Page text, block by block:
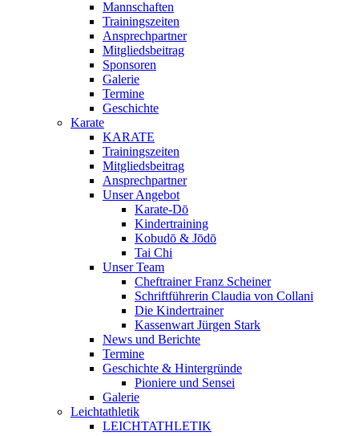
Mannschaften
Trainingszeiten
Ansprechpartner
Mitgliedsbeitrag
Sponsoren
Galerie
Termine
Geschichte
Karate
KARATE
Trainingszeiten
Mitgliedsbeitrag
Ansprechpartner
Unser Angebot
Karate-Dō
Kindertraining
Kobudō & Jōdō
Tai Chi
Unser Team
Cheftrainer Franz Scheiner
Schriftführerin Claudia von Collani
Die Kindertrainer
Kassenwart Jürgen Stark
News und Berichte
Termine
Geschichte & Hintergründe
Pioniere und Sensei
Galerie
Leichtathletik
LEICHTATHLETIK